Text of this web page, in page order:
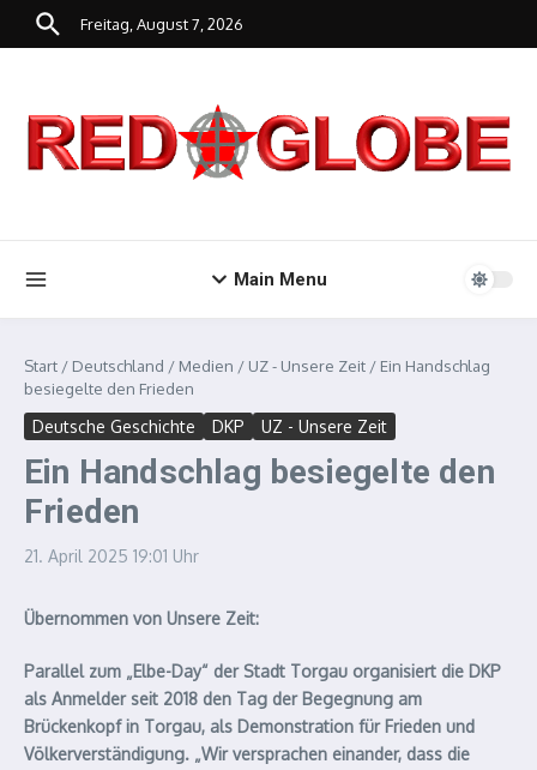
Zum Inhalt springen
Freitag, August 7, 2026
Main Menu
Start / Deutschland / Medien / UZ - Unsere Zeit / Ein Handschlag
besiegelte den Frieden
Deutsche Geschichte DKP UZ - Unsere Zeit
Ein Handschlag besiegelte den
Frieden
21. April 2025 19:01 Uhr
Übernommen von Unsere Zeit:
Parallel zum „Elbe-Day“ der Stadt Torgau organisiert die DKP
als Anmelder seit 2018 den Tag der Begegnung am
Brückenkopf in Torgau, als Demonstration für Frieden und
Völkerverständigung. „Wir versprachen einander, dass die